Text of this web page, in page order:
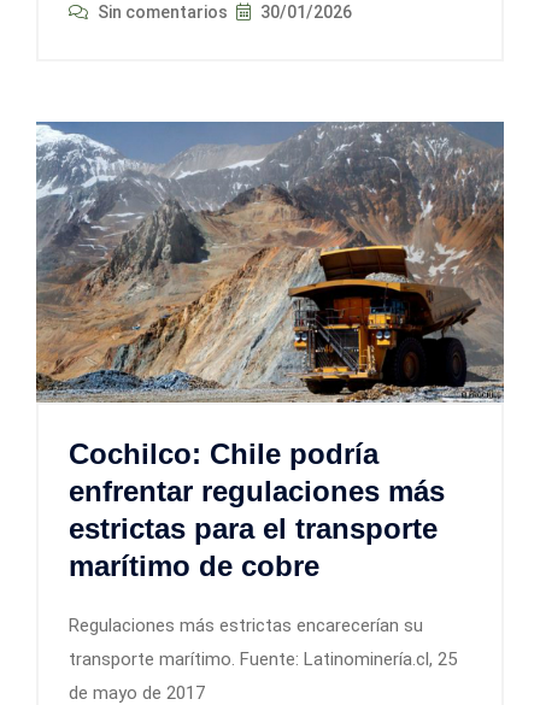
Sin comentarios 30/01/2026
Cochilco: Chile podría
enfrentar regulaciones más
estrictas para el transporte
marítimo de cobre
Regulaciones más estrictas encarecerían su
transporte marítimo. Fuente: Latinominería.cl, 25
de mayo de 2017